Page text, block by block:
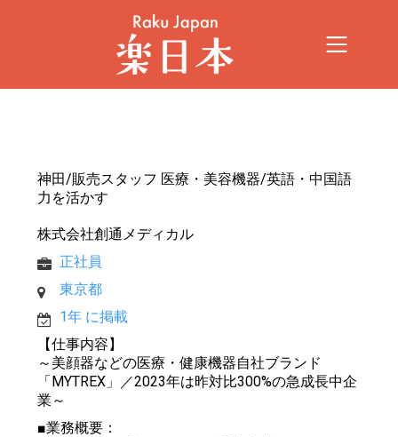
神田/販売スタッフ 医療・美容機器/英語・中国語
力を活かす
株式会社創通メディカル
正社員
東京都
1年 に掲載
【仕事内容】
～美顔器などの医療・健康機器自社ブランド
「MYTREX」／2023年は昨対比300%の急成長中企
業～
■業務概要：